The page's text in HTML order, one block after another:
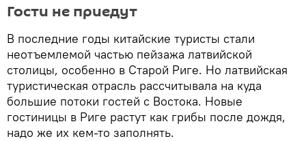
Гости не приедут
В последние годы китайские туристы стали
неотъемлемой частью пейзажа латвийской
столицы, особенно в Старой Риге. Но латвийская
туристическая отрасль рассчитывала на куда
большие потоки гостей с Востока. Новые
гостиницы в Риге растут как грибы после дождя,
надо же их кем-то заполнять.